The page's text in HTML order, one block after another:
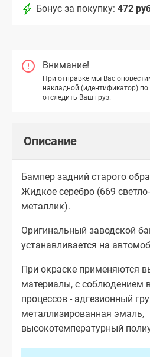
Бонус за покупку: 472
Внимание!
При отправке мы Вас
накладной (идентификатор)
отследить Ваш груз.
Описание
Бампер задний старого
Жидкое серебро (669
металлик).
Оригинальный заводской
устанавливается на
При окраске применяются
материалы, с соблюдением
процессов - адгезионный
металлизированная эмаль,
высокотемпературный